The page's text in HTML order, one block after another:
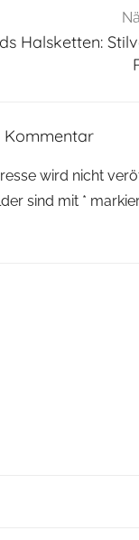
Halsketten:
Kommentar
wird nicht
sind mit *